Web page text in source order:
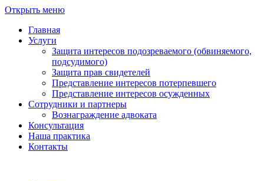
Открыть меню
Главная
Услуги
Защита интересов подозреваемого (обвиняемого,
подсудимого)
Защита прав свидетелей
Представление интересов потерпевшего
Представление интересов осужденных
Сотрудники и партнеры
Вознаграждение адвоката
Консультация
Наша практика
Контакты